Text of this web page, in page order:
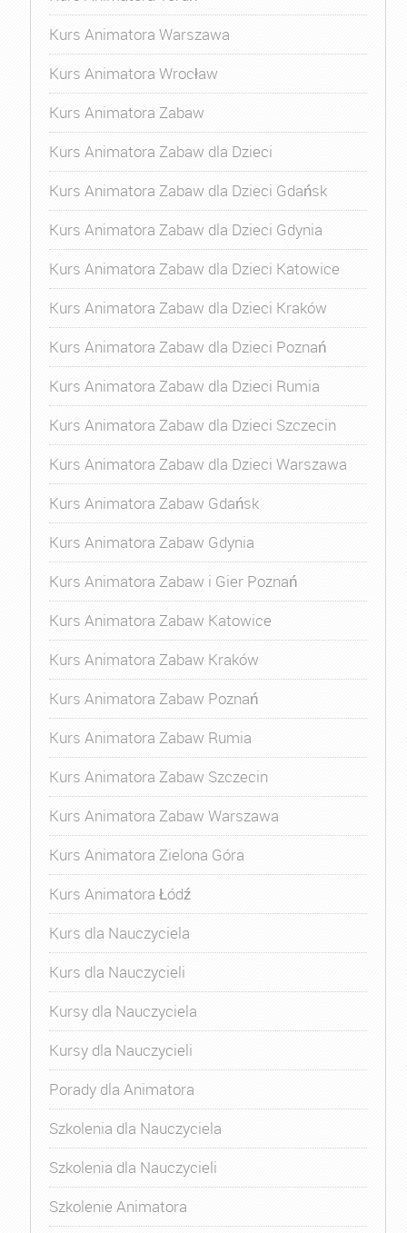
Kurs Animatora Warszawa
Kurs Animatora Wrocław
Kurs Animatora Zabaw
Kurs Animatora Zabaw dla Dzieci
Kurs Animatora Zabaw dla Dzieci Gdańsk
Kurs Animatora Zabaw dla Dzieci Gdynia
Kurs Animatora Zabaw dla Dzieci Katowice
Kurs Animatora Zabaw dla Dzieci Kraków
Kurs Animatora Zabaw dla Dzieci Poznań
Kurs Animatora Zabaw dla Dzieci Rumia
Kurs Animatora Zabaw dla Dzieci Szczecin
Kurs Animatora Zabaw dla Dzieci Warszawa
Kurs Animatora Zabaw Gdańsk
Kurs Animatora Zabaw Gdynia
Kurs Animatora Zabaw i Gier Poznań
Kurs Animatora Zabaw Katowice
Kurs Animatora Zabaw Kraków
Kurs Animatora Zabaw Poznań
Kurs Animatora Zabaw Rumia
Kurs Animatora Zabaw Szczecin
Kurs Animatora Zabaw Warszawa
Kurs Animatora Zielona Góra
Kurs Animatora Łódź
Kurs dla Nauczyciela
Kurs dla Nauczycieli
Kursy dla Nauczyciela
Kursy dla Nauczycieli
Porady dla Animatora
Szkolenia dla Nauczyciela
Szkolenia dla Nauczycieli
Szkolenie Animatora